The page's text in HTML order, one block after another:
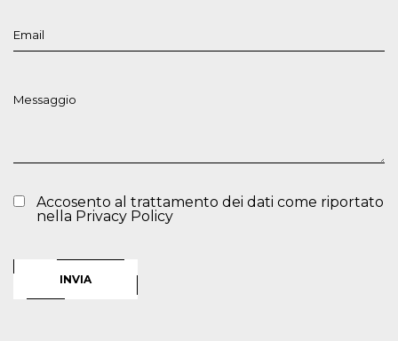
Accosento al trattamento dei dati come riportato
nella Privacy Policy